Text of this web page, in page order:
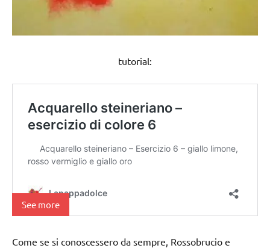
tutorial:
See more
Come se si conoscessero da sempre, Rossobrucio e